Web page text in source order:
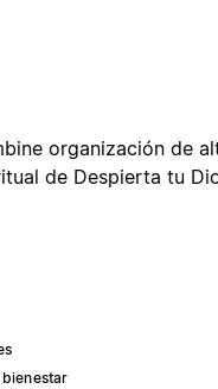
organización de
de Despierta tu